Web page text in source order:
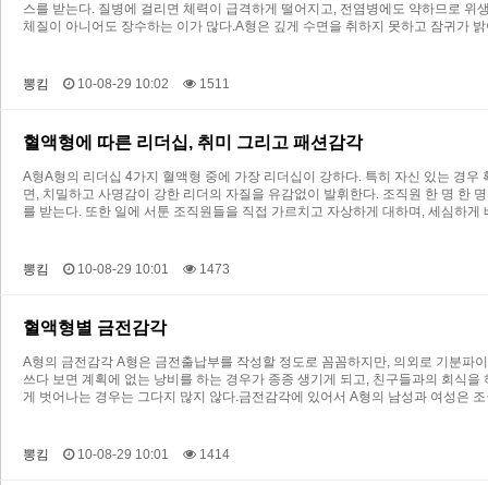
스를 받는다. 질병에 걸리면 체력이 급격하게 떨어지고, 전염병에도 약하므로
체질이 아니어도 장수하는 이가 많다.A형은 깊게 수면을 취하지 못하고 잠귀가
뽕킴 10-08-29 10:02 1511
혈액형에 따른 리더십, 취미 그리고 패션감각
A형A형의 리더십 4가지 혈액형 중에 가장 리더십이 강하다. 특히 자신 있는 경
면, 치밀하고 사명감이 강한 리더의 자질을 유감없이 발휘한다. 조직원 한 명 한
를 받는다. 또한 일에 서툰 조직원들을 직접 가르치고 자상하게 대하며, 세심하
뽕킴 10-08-29 10:01 1473
혈액형별 금전감각
A형의 금전감각 A형은 금전출납부를 작성할 정도로 꼼꼼하지만, 의외로 기분파
쓰다 보면 계획에 없는 낭비를 하는 경우가 종종 생기게 되고, 친구들과의 회식
게 벗어나는 경우는 그다지 많지 않다.금전감각에 있어서 A형의 남성과 여성은
뽕킴 10-08-29 10:01 1414